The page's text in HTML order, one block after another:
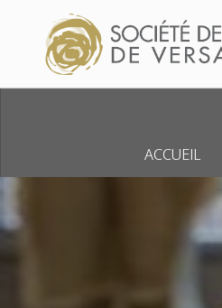
Skip to content
ACCUEIL